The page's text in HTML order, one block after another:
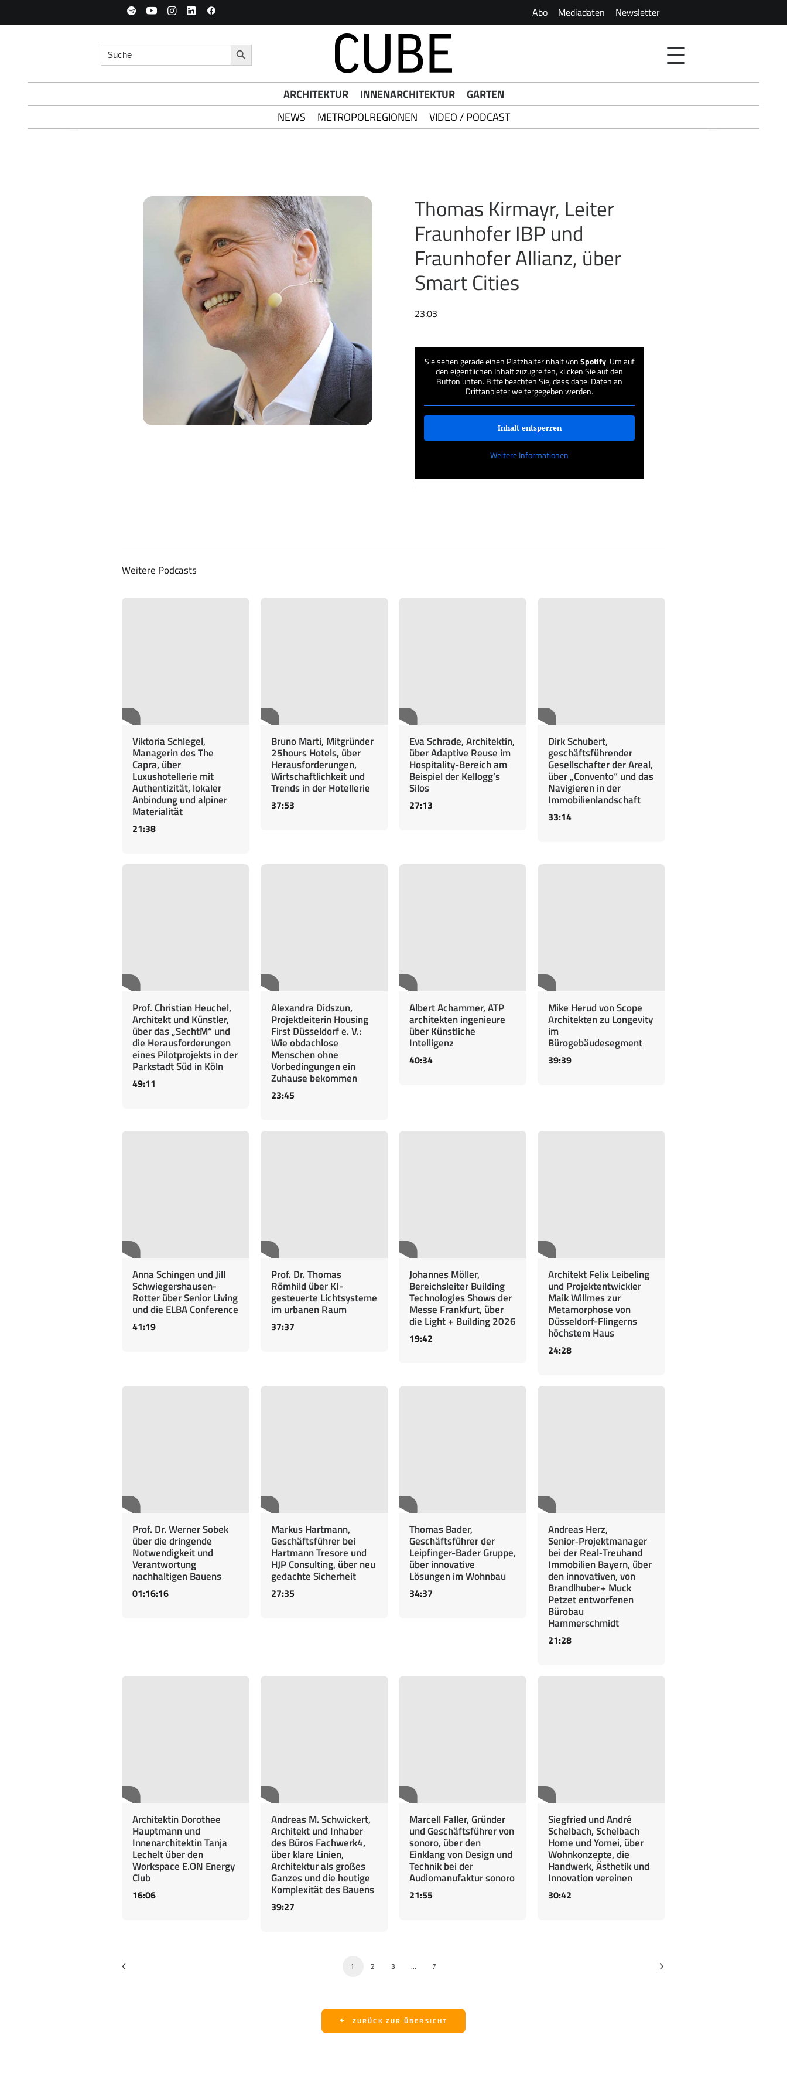
Abo Mediadaten Newsletter
Search for: Search Button ☰
ARCHITEKTUR INNENARCHITEKTUR
GARTEN
NEWS
METROPOLREGIONEN VIDEO / PODCAST
Thomas Kirmayr, Leiter
Fraunhofer IBP und
Fraunhofer Allianz, über
Smart Cities
23:03
Sie sehen gerade einen Platzhalterinhalt vonSpotify. Um auf
den eigentlichen Inhalt zuzugreifen, klicken Sie auf den
Button unten. Bitte beachten Sie, dass dabei Daten an
Drittanbieter weitergegeben werden.
Inhalt entsperren
Weitere Informationen
Weitere Podcasts
Viktoria Schlegel,
Managerin des The
Capra, über
Luxushotellerie mit
Authentizität, lokaler
Anbindung und alpiner
Materialität
21:38
Bruno Marti, Mitgründer
25hours Hotels, über
Herausforderungen,
Wirtschaftlichkeit und
Trends in der Hotellerie
37:53
Eva Schrade, Architektin,
über Adaptive Reuse im
Hospitality-Bereich am
Beispiel der Kellogg’s
Silos
27:13
Dirk Schubert,
geschäftsführender
Gesellschafter der Areal,
über „Convento“ und das
Navigieren in der
Immobilienlandschaft
33:14
Prof. Christian Heuchel,
Architekt und Künstler,
über das „SechtM“ und
die Herausforderungen
eines Pilotprojekts in der
Parkstadt Süd in Köln
49:11
Alexandra Didszun,
Projektleiterin Housing
First Düsseldorf e. V.:
Wie obdachlose
Menschen ohne
Vorbedingungen ein
Zuhause bekommen
23:45
Albert Achammer, ATP
architekten ingenieure
über Künstliche
Intelligenz
40:34
Mike Herud von Scope
Architekten zu Longevity
im
Bürogebäudesegment
39:39
Anna Schingen und Jill
Schwiegershausen-
Rotter über Senior Living
und die ELBA Conference
41:19
Prof. Dr. Thomas
Römhild über KI-
gesteuerte Lichtsysteme
im urbanen Raum
37:37
Johannes Möller,
Bereichsleiter Building
Technologies Shows der
Messe Frankfurt, über
die Light + Building 2026
19:42
Architekt Felix Leibeling
und Projektentwickler
Maik Willmes zur
Metamorphose von
Düsseldorf-Flingerns
höchstem Haus
24:28
Prof. Dr. Werner Sobek
über die dringende
Notwendigkeit und
Verantwortung
nachhaltigen Bauens
01:16:16
Markus Hartmann,
Geschäftsführer bei
Hartmann Tresore und
HJP Consulting, über neu
gedachte Sicherheit
27:35
Thomas Bader,
Geschäftsführer der
Leipfinger-Bader Gruppe,
über innovative
Lösungen im Wohnbau
34:37
Andreas Herz,
Senior‑Projektmanager
bei der Real‑Treuhand
Immobilien Bayern, über
den innovativen, von
Brandlhuber+ Muck
Petzet entworfenen
Bürobau
Hammerschmidt
21:28
Architektin Dorothee
Hauptmann und
Innenarchitektin Tanja
Lechelt über den
Workspace E.ON Energy
Club
16:06
Andreas M. Schwickert,
Architekt und Inhaber
des Büros Fachwerk4,
über klare Linien,
Architektur als großes
Ganzes und die heutige
Komplexität des Bauens
39:27
Marcell Faller, Gründer
und Geschäftsführer von
sonoro, über den
Einklang von Design und
Technik bei der
Audiomanufaktur sonoro
21:55
Siegfried und André
Schelbach, Schelbach
Home und Yomei, über
Wohnkonzepte, die
Handwerk, Ästhetik und
Innovation vereinen
30:42
1 2 3 … 7
ZURÜCK ZUR ÜBERSICHT